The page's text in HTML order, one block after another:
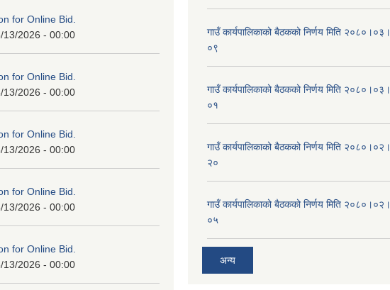
for Online Bid.
13/2026 - 00:00
for Online Bid.
13/2026 - 00:00
for Online Bid.
13/2026 - 00:00
for Online Bid.
13/2026 - 00:00
for Online Bid.
13/2026 - 00:00
गाउँ कार्यपालिकाको बैठकको निर्णय मिति २०८०।०३।
०९
गाउँ कार्यपालिकाको बैठकको निर्णय मिति २०८०।०३।
०१
गाउँ कार्यपालिकाको बैठकको निर्णय मिति २०८०।०२।
२०
गाउँ कार्यपालिकाको बैठकको निर्णय मिति २०८०।०२।
०५
अन्य